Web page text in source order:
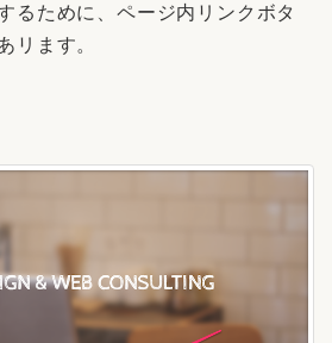
るために、ページ内リンクボタ
リます。